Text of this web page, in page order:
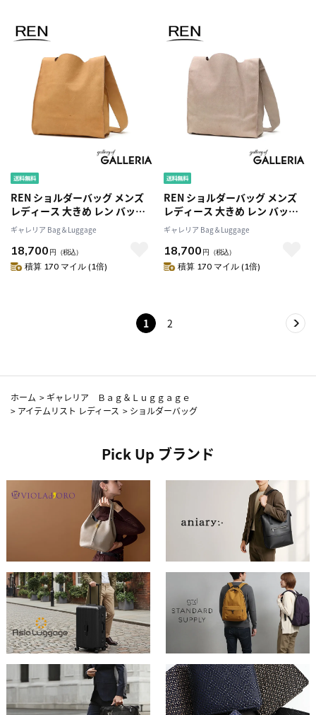
REN ショルダーバッグ メンズ
レディース 大きめ レン バッグ
ショルダー 斜めがけ ブランド
A4 本革 革 レザー 大人 シンプル
おしゃれ 肩掛け 日本製 HALLIE
#30 レジブクロ ショルダー 1-
ギャレリア Bag＆Luggage
18,700 円 （税込）
積算 170 マイル (1倍)
REN ショルダーバッグ メンズ
レディース 大きめ レン バッグ
ショルダー 斜めがけ ブランド
A4 本革 革 レザー 大人 シンプル
おしゃれ 肩掛け 日本製 HALLIE
#30 レジブクロ ショルダー 1-
ギャレリア Bag＆Luggage
18,700 円 （税込）
積算 170 マイル (1倍)
1 2
ホーム > ギャレリア Ｂａｇ＆Ｌｕｇｇａｇｅ
> アイテムリスト レディース > ショルダーバッグ
Pick Up ブランド